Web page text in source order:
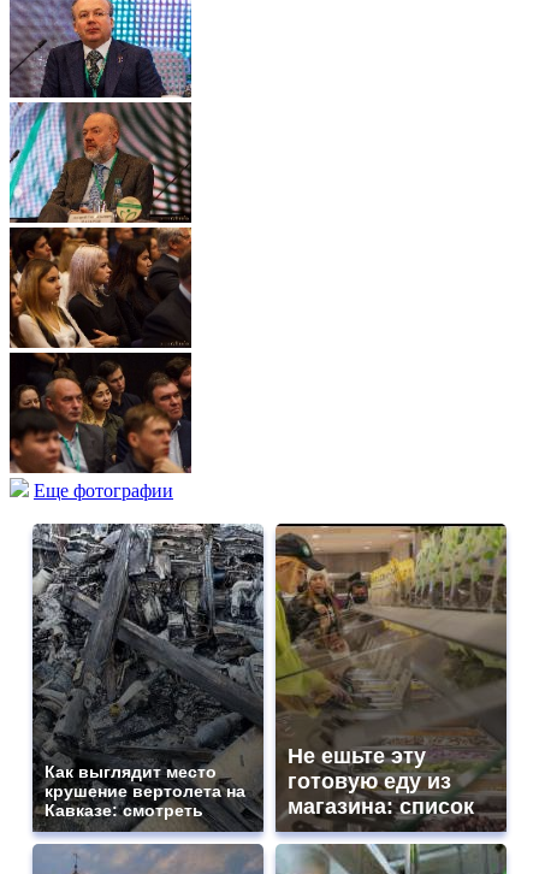
Еще фотографии
Как выглядит место
крушение вертолета на
Кавказе: смотреть
Не ешьте эту
готовую еду из
магазина: список